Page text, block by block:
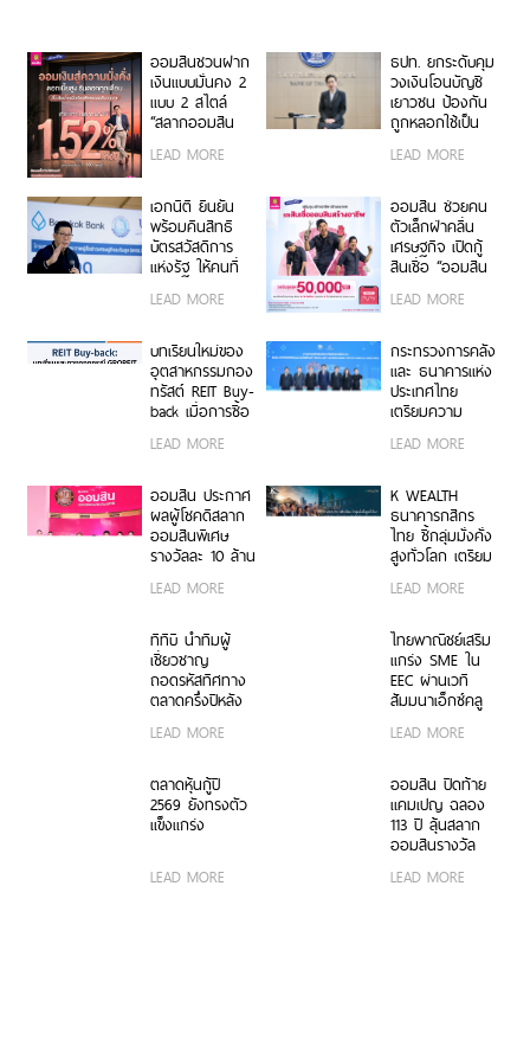
ออมสินชวนฝาก
เงินแบบมั่นคง 2
แบบ 2 สไตล์
“สลากออมสิน
ลุ้นรางวัลเดือนละ
รอบ กับ “เงิน
ฝากออมสิน
ออมสุข” ฝาก 3
ปี รับดอกเบี้ยทุก
เดือนเทียบเท่า
ฝากประจำ 1.52%
ภาษี
LEAD MORE
ธปท. ยกระดับคุม
วงเงินโอนบัญชี
เยาวชน ป้องกัน
ถูกหลอกใช้เป็น
LEAD MORE
เอกนิติ ยืนยัน
พร้อมคืนสิทธิ
บัตรสวัสดิการ
แห่งรัฐ ให้คนที่
กรรมการ หรือ
ประมาณไม่ใช่
ปัญหา ต้องการ
ช่วยเหลือคนไทย
มากกว่า จ่อทำ
ทักษะ ช่วยคนใน
ปีที่ถือบัตร
สวัสดิการฯ ให้
ลืมตาอ้าปากได้
LEAD MORE
ออมสิน ช่วยคน
ตัวเล็กฝ่าคลื่น
เศรษฐกิจ เปิดกู้
สินเชื่อ “ออมสิน
วงเงินสูงสุด
ดอกเบี้ยต่ำ ไม่
ต้องใช้หลัก
ประกัน กู้สะดวก
ปลอดภัยผ่าน
LEAD MORE
บทเรียนใหม่ของ
อุตสาหกรรมกอง
ทรัสต์ REIT Buy-
back เมื่อการซื้อ
กำหนด…ผู้ถือ
ไม่ควรเป็นผู้รับ
ผลกระทบ
LEAD MORE
กระทรวงการคลัง
และ ธนาคารแห่ง
ประเทศไทย
เตรียมความ
การ เป็นเจ้าภาพ
ปีกองทุนการเงิน
ระหว่างประเทศ
และกลุ่ม
ธนาคารโลก
2569
LEAD MORE
ออมสิน ประกาศ
ผลผู้โชคดีสลาก
ออมสินพิเศษ
รางวัลละ 10 ล้าน
รางวัล ส่งท้าย
113 ปี
LEAD MORE
K WEALTH
ธนาคารกสิกร
ไทย ชี้กลุ่มมั่งคั่ง
สูงทั่วโลก เตรียม
Great Wealth
สินทรัพย์มูลค่า
กว่า 622 ล้าน
ล้านบาทให้รอด
ถึงทายาทรุ่นต่อ
LEAD MORE
ทีทีบี นำทีมผู้
เชี่ยวชาญ
ถอดรหัสทิศทาง
ตลาดครึ่งปีหลัง
ผันผวนและคว้า
อย่างมั่นใจ
LEAD MORE
ไทยพาณิชย์เสริม
แกร่ง SME ใน
EEC ผ่านเวที
สัมมนาเอ็กซ์คลู
บทบาท CFO
ขับเคลื่อนองค์กร
เติบโตยั่งยืน
LEAD MORE
ตลาดหุ้นกู้ปี
2569 ยังทรงตัว
แข็งแกร่ง
LEAD MORE
ออมสิน ปิดท้าย
แคมเปญ ฉลอง
113 ปี ลุ้นสลาก
ออมสินรางวัล
ล้านบาท ซื้อได้
LEAD MORE